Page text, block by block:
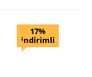
17%
indirimli